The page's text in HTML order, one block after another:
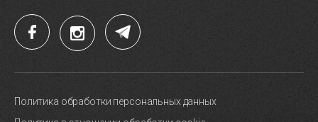
Политика обработки персональных данных